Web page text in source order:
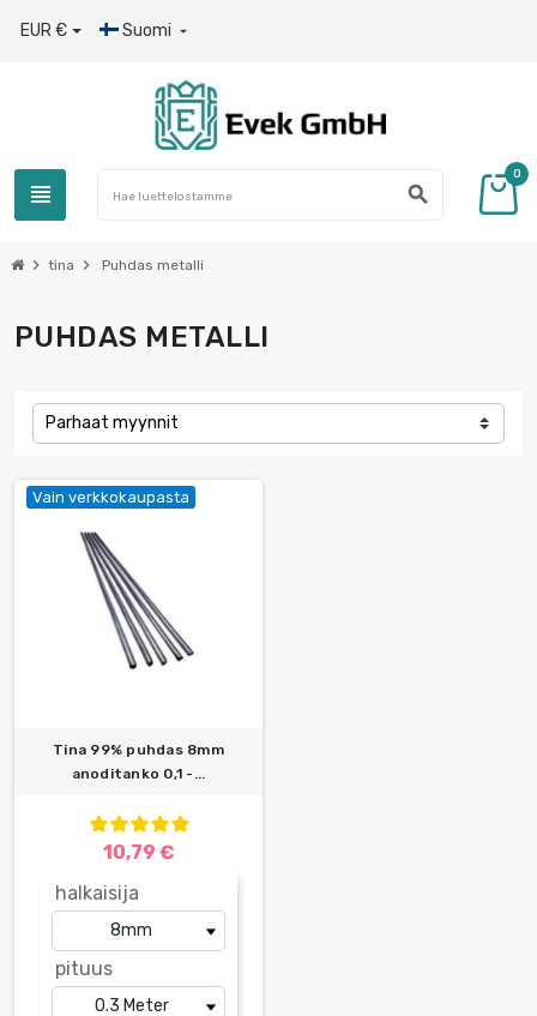
EUR € Suomi 
view_headline search
0
chevron_right tina chevron_right Puhdas metalli
PUHDAS METALLI
Parhaat myynnit
Vain verkkokaupasta
Tina 99% puhdas 8mm
anoditanko 0,1 -...
10,79 €
halkaisija
pituus